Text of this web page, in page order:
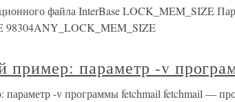
файла InterBase LOCK_MEM_SIZE
98304ANY_LOCK_MEM_SIZE
пример: параметр -v
параметр -v программы fetchmail fetchmail —